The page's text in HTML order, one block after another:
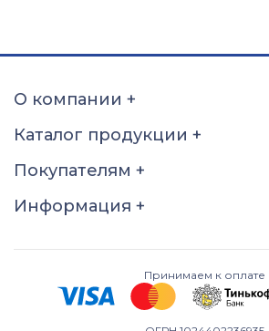
О компании +
Каталог продукции +
Покупателям +
Информация +
Принимаем к оплате